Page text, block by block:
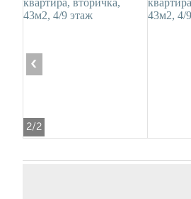
2/2
‹